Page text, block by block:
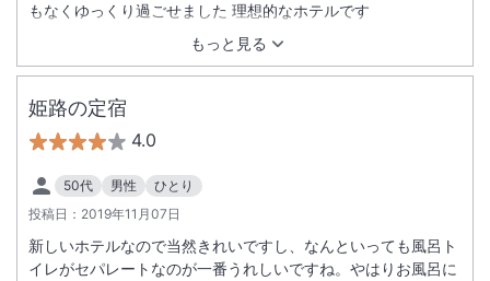
もっと見る
もなくゆっくり過ごせました 理想的なホテルです
姫路の定宿
4.0
50代 男性
ひとり
投稿日： 2019年11月07日
新しいホテルなので当然きれいですし、なんといっても風呂ト
イレがセパレートなのが一番うれしいですね。やはりお風呂に